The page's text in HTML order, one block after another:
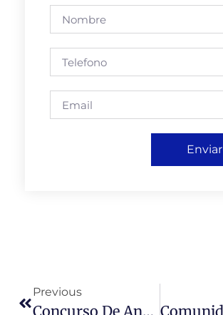
Enviar
Previous
Concurso De Antecedentes